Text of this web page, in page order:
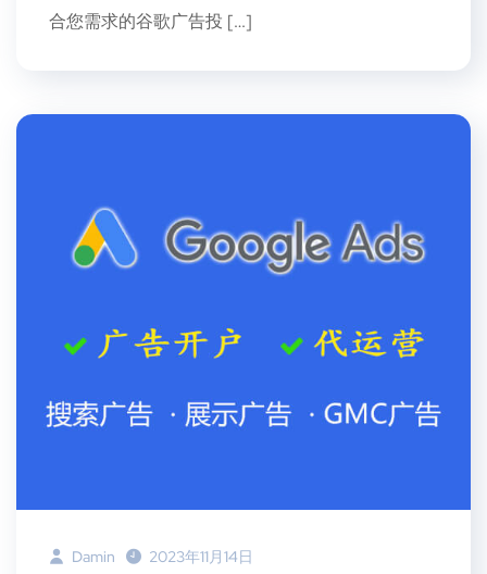
合您需求的谷歌广告投 […]
Damin 2023年11月14日